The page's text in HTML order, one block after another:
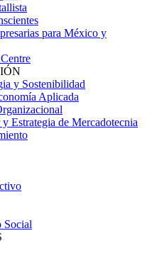
para México y
y Sostenibilidad
Aplicada
Estrategia de Mercadotecnia
Social